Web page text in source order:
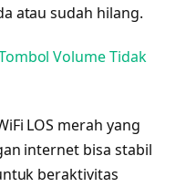
atau sudah hilang.
Volume Tidak
LOS merah yang
internet bisa stabil
beraktivitas